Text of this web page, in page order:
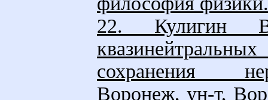
22. Кулигин
сохранения
Воронеж, ун-т,